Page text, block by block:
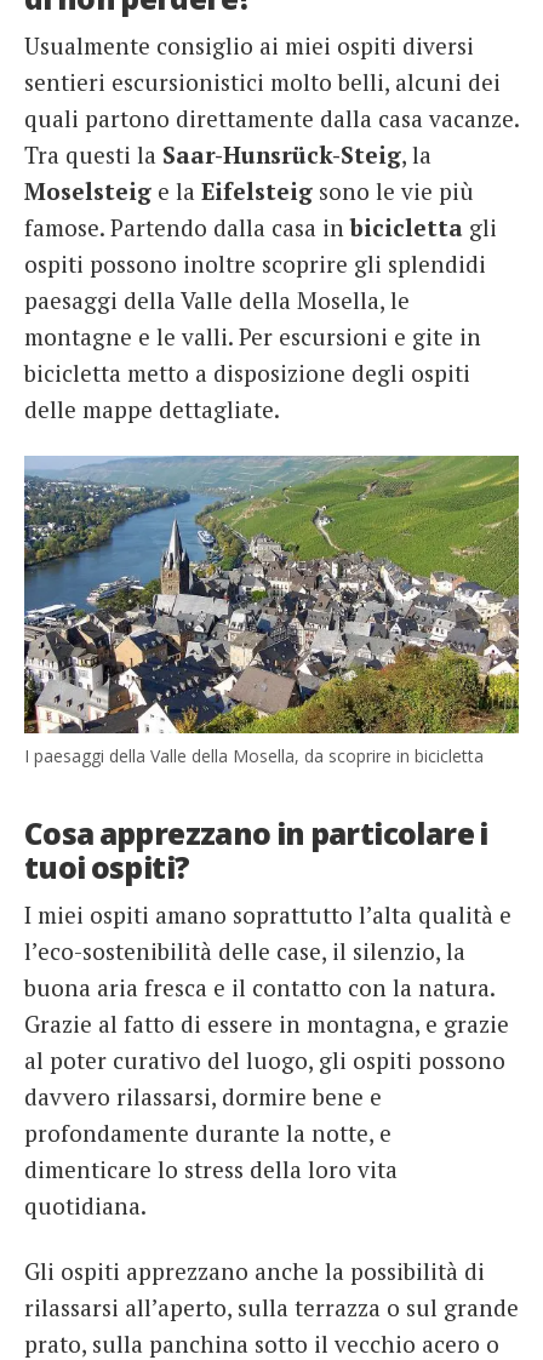
Usualmente consiglio ai miei ospiti diversi
sentieri escursionistici molto belli, alcuni dei
quali partono direttamente dalla casa vacanze.
Tra questi la Saar-Hunsrück-Steig, la
Moselsteig e la Eifelsteig sono le vie più
famose. Partendo dalla casa inbicicletta gli
ospiti possono inoltre scoprire gli splendidi
paesaggi della Valle della Mosella, le
montagne e le valli. Per escursioni e gite in
bicicletta metto a disposizione degli ospiti
delle mappe dettagliate.
I paesaggi della Valle della Mosella, da scoprire in bicicletta
Cosa apprezzano in particolare i
tuoi ospiti?
I miei ospiti amano soprattutto l’alta qualità e
l’eco-sostenibilità delle case, il silenzio, la
buona aria fresca e il contatto con la natura.
Grazie al fatto di essere in montagna, e grazie
al poter curativo del luogo, gli ospiti possono
davvero rilassarsi, dormire bene e
profondamente durante la notte, e
dimenticare lo stress della loro vita
quotidiana.
Gli ospiti apprezzano anche la possibilità di
rilassarsi all’aperto, sulla terrazza o sul grande
prato, sulla panchina sotto il vecchio acero o